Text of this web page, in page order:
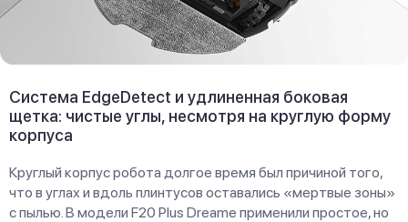
Система EdgeDetect и удлиненная боковая
щетка: чистые углы, несмотря на круглую форму
корпуса
Круглый корпус робота долгое время был причиной того,
что в углах и вдоль плинтусов оставались «мертвые зоны»
с пылью. В модели F20 Plus Dreame применили простое, но